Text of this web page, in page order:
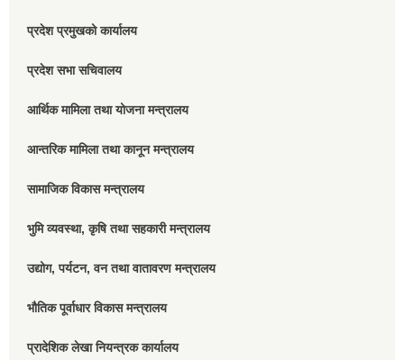
प्रदेश प्रमुखको कार्यालय
प्रदेश सभा सचिवालय
आर्थिक मामिला तथा योजना मन्त्रालय
आन्तरिक मामिला तथा कानून मन्त्रालय
सामाजिक विकास मन्त्रालय
भुमि व्यवस्था, कृषि तथा सहकारी मन्त्रालय
उद्योग, पर्यटन, वन तथा वातावरण मन्त्रालय
भौतिक पूर्वाधार विकास मन्त्रालय
प्रादेशिक लेखा नियन्त्रक कार्यालय